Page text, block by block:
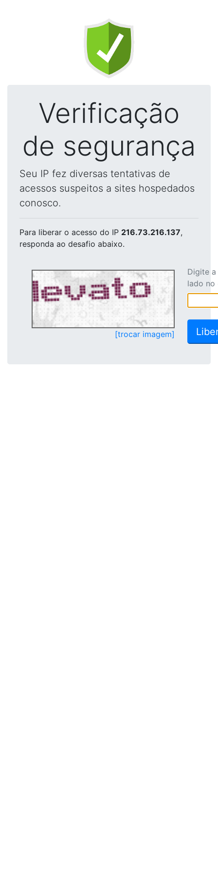
Verificação
de segurança
Seu IP fez diversas tentativas de
acessos suspeitos a sites hospedados
conosco.
Para liberar o acesso do IP 216.73.216.137,
responda ao desafio abaixo.
[trocar imagem]
Digite
lado no